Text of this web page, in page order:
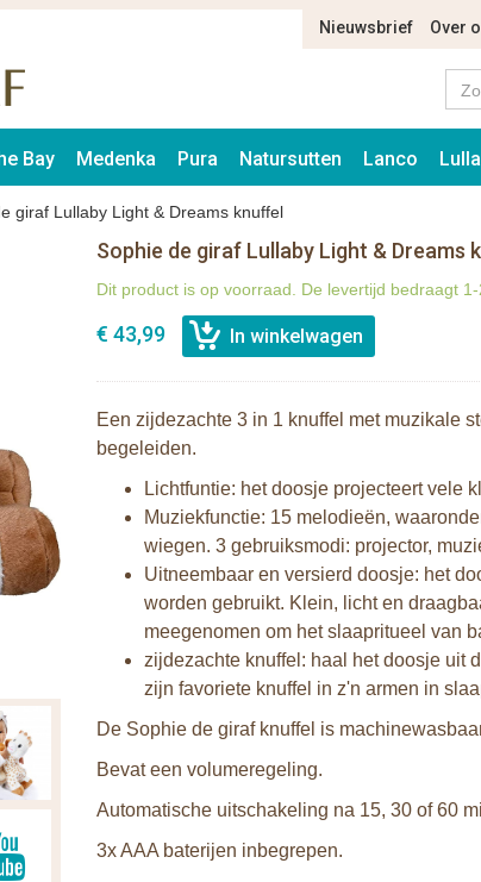
Nieuwsbrief Over
Bay Medenka Pura Natursutten Lanco
giraf Lullaby Light & Dreams knuffel
Sophie de giraf Lullaby Light & Dreams
Dit product is op voorraad. De levertijd bedraagt
€ 43,99
Een zijdezachte 3 in 1 knuffel met muzikale
begeleiden.
Lichtfuntie: het doosje projecteert vele
Muziekfunctie: 15 melodieën,
wiegen. 3 gebruiksmodi: projector,
Uitneembaar en versierd doosje: het
worden gebruikt. Klein, licht en
meegenomen om het slaapritueel van
zijdezachte knuffel: haal het doosje uit
zijn favoriete knuffel in z'n armen in
De Sophie de giraf knuffel is
Bevat een volumeregeling.
Automatische uitschakeling na 15, 30 of 60
3x AAA baterijen inbegrepen.